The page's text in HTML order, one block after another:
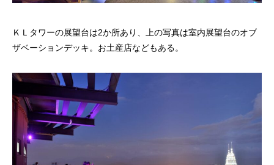
ＫＬタワーの展望台は2か所あり、上の写真は室内展望台のオブ
ザベーションデッキ。お土産店などもある。